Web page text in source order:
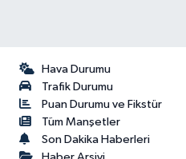
Hava Durumu
Trafik Durumu
Puan Durumu ve Fikstür
Tüm Manşetler
Son Dakika Haberleri